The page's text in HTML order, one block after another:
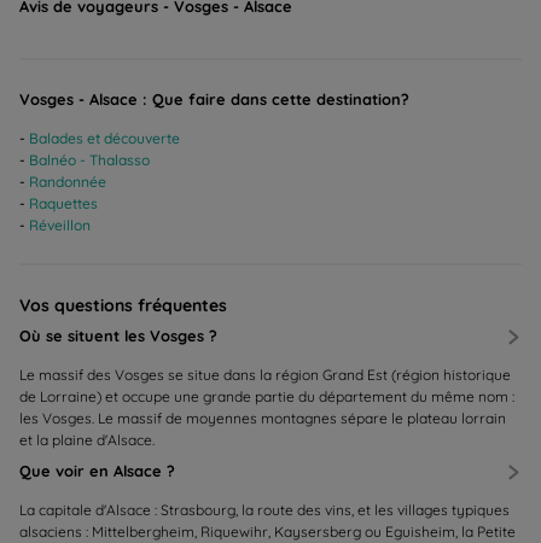
Avis de voyageurs - Vosges - Alsace
Vosges - Alsace : Que faire dans cette destination?
Balades et découverte
Balnéo - Thalasso
Randonnée
Raquettes
Réveillon
Vos questions fréquentes
Où se situent les Vosges ?
Le massif des Vosges se situe dans la région Grand Est (région historique
de Lorraine) et occupe une grande partie du département du même nom :
les Vosges. Le massif de moyennes montagnes sépare le plateau lorrain
et la plaine d'Alsace.
Que voir en Alsace ?
La capitale d'Alsace : Strasbourg, la route des vins, et les villages typiques
alsaciens : Mittelbergheim, Riquewihr, Kaysersberg ou Eguisheim, la Petite